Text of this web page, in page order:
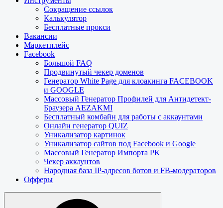
Сокращение ссылок
Калькулятор
Бесплатные прокси
Вакансии
Маркетплейс
Facebook
Большой FAQ
Продвинутый чекер доменов
Генератор White Page для клоакинга FACEBOOK
и GOOGLE
Массовый Генератор Профилей для Антидетект-
Браузера AEZAKMI
Бесплатный комбайн для работы с аккаунтами
Онлайн генератор QUIZ
Уникализатор картинок
Уникализатор сайтов под Facebook и Google
Массовый Генератор Импорта РК
Чекер аккаунтов
Народная база IP-адресов ботов и FB-модераторов
Офферы